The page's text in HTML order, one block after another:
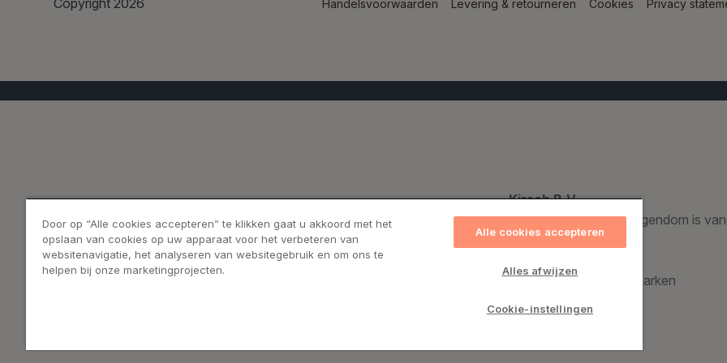
Copyright 2026 Handelsvoorwaarden Levering & retourneren Cookies Privacy
Kirsch B.V.
Een geregistreerd handelsmerk dat voor 100% eigendom is
Bronzevej 8, 8940 Randers SV, Denemarken
Door op “Alle cookies accepteren” te klikken gaat u akkoord met het
opslaan van cookies op uw apparaat voor het verbeteren van
websitenavigatie, het analyseren van websitegebruik en om ons te
helpen bij onze marketingprojecten.
Alle cookies accepteren
Alles afwijzen
Cookie-instellingen